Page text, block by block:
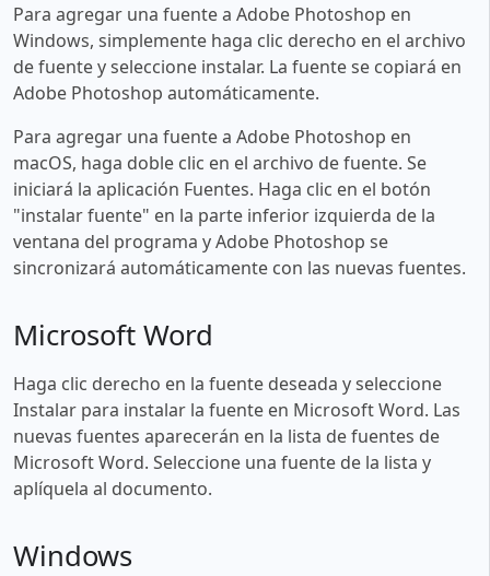
Para agregar una fuente a Adobe Photoshop en
Windows, simplemente haga clic derecho en el archivo
de fuente y seleccione instalar. La fuente se copiará en
Adobe Photoshop automáticamente.
Para agregar una fuente a Adobe Photoshop en
macOS, haga doble clic en el archivo de fuente. Se
iniciará la aplicación Fuentes. Haga clic en el botón
"instalar fuente" en la parte inferior izquierda de la
ventana del programa y Adobe Photoshop se
sincronizará automáticamente con las nuevas fuentes.
Microsoft Word
Haga clic derecho en la fuente deseada y seleccione
Instalar para instalar la fuente en Microsoft Word. Las
nuevas fuentes aparecerán en la lista de fuentes de
Microsoft Word. Seleccione una fuente de la lista y
aplíquela al documento.
Windows